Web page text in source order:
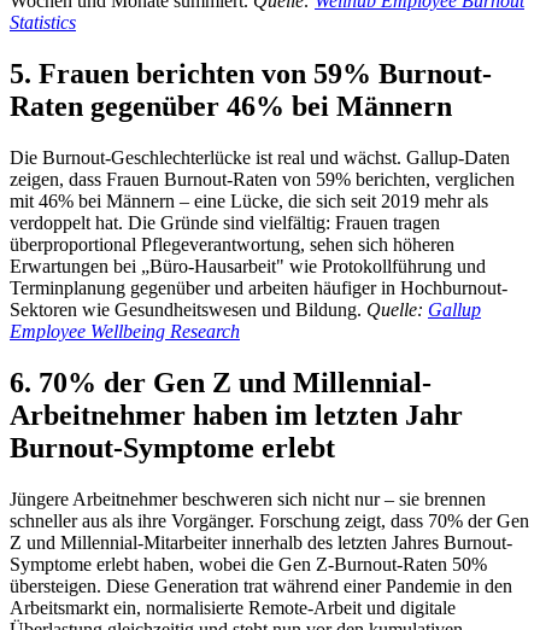
Statistics
5. Frauen berichten von 59% Burnout-
Raten gegenüber 46% bei Männern
Die Burnout-Geschlechterlücke ist real und wächst. Gallup-Daten
zeigen, dass Frauen Burnout-Raten von 59% berichten, verglichen
mit 46% bei Männern – eine Lücke, die sich seit 2019 mehr als
verdoppelt hat. Die Gründe sind vielfältig: Frauen tragen
überproportional Pflegeverantwortung, sehen sich höheren
Erwartungen bei „Büro-Hausarbeit" wie Protokollführung und
Terminplanung gegenüber und arbeiten häufiger in Hochburnout-
Sektoren wie Gesundheitswesen und Bildung. Quelle: Gallup
Employee Wellbeing Research
6. 70% der Gen Z und Millennial-
Arbeitnehmer haben im letzten Jahr
Burnout-Symptome erlebt
Jüngere Arbeitnehmer beschweren sich nicht nur – sie brennen
schneller aus als ihre Vorgänger. Forschung zeigt, dass 70% der Gen
Z und Millennial-Mitarbeiter innerhalb des letzten Jahres Burnout-
Symptome erlebt haben, wobei die Gen Z-Burnout-Raten 50%
übersteigen. Diese Generation trat während einer Pandemie in den
Arbeitsmarkt ein, normalisierte Remote-Arbeit und digitale